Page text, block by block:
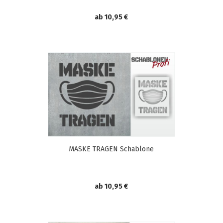
ab 10,95 €
MASKE TRAGEN Schablone
ab 10,95 €